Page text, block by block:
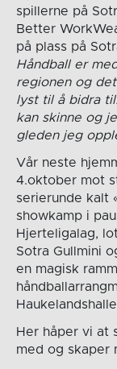
spillerne på
Better
på plass på
Håndball er
regionen og
lyst til å bidra til.
kan skinne og
gleden jeg
Vår neste
4.oktober mot
serierunde kalt
showkamp i
Hjerteligalag,
Sotra Gullmini
en magisk
Her håper vi at
med og skaper